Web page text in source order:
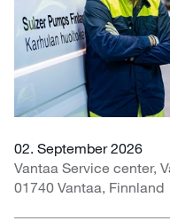
02. September 2026
Vantaa Service center,
01740 Vantaa, Finnland